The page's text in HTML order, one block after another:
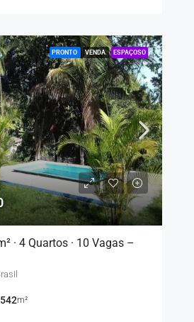
PRONTO VENDA ESPAÇOSO
· 4 Quartos · 10 Vagas –
m²